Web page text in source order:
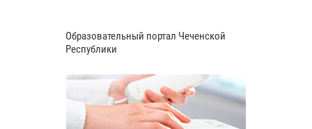
Образовательный портал Чеченской
Республики